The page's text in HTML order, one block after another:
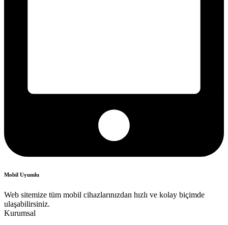
Mobil Uyumlu
Web sitemize tüm mobil cihazlarınızdan hızlı ve kolay biçimde
ulaşabilirsiniz.
Kurumsal